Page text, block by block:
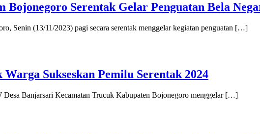
Bojonegoro Serentak Gelar Penguatan Bela
Senin (13/11/2023) pagi secara serentak menggelar kegiatan penguatan […]
Sukseskan Pemilu Serentak 2024
Banjarsari Kecamatan Trucuk Kabupaten Bojonegoro menggelar […]